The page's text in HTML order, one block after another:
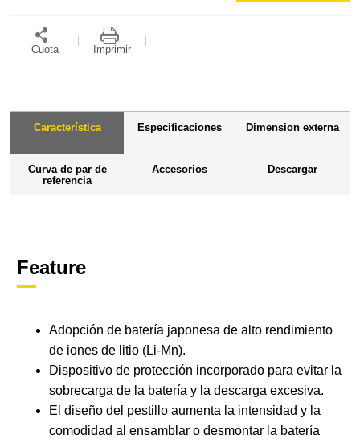
Cuota Imprimir
Característica Especificaciones Dimension externa
Curva de par de
referencia
Accesorios Descargar
Feature
Adopción de batería japonesa de alto rendimiento
de iones de litio (Li-Mn).
Dispositivo de protección incorporado para evitar la
sobrecarga de la batería y la descarga excesiva.
El diseño del pestillo aumenta la intensidad y la
comodidad al ensamblar o desmontar la batería